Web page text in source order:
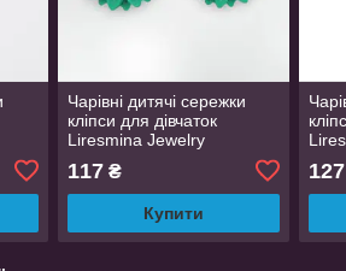
Чарівні дитячі сережки
кліпси для дівчаток
Liresmina Jewelry
жовтому кольорі 1.5 см
117₴
Купити
127